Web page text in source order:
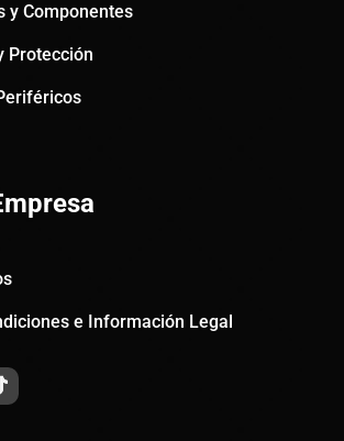
y Componentes
Protección
e Información Legal